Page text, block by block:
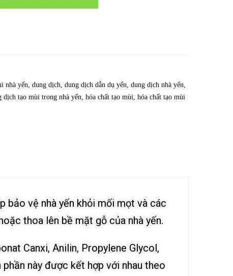
nhà yến, dung dịch, dung dịch dẫn dụ yến, dung dịch nhà yến,
dịch tạo mùi trong nhà yến, hóa chất tạo mùi, hóa chất tạo mùi
bảo vệ nhà yến khỏi mối mọt và các
thoa lên bề mặt gỗ của nhà yến.
Canxi, Anilin, Propylene Glycol,
này được kết hợp với nhau theo